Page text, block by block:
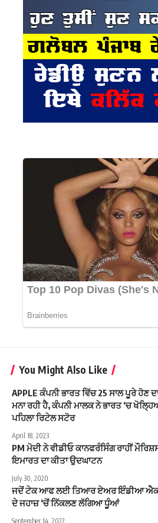
You Might Also Like
APPLE ਕੰਪਨੀ ਭਾਰਤ ਵਿੱਚ 25 ਸਾਲ ਪੂਰੇ ਹੋਣ
ਮਨਾ ਰਹੀ ਹੈ, ਕੰਪਨੀ ਮਾਲਕ ਨੇ ਭਾਰਤ ‘ਚ
ਪਹਿਲਾ ਰਿਟੇਲ ਸਟੋਰ
April 18, 2023
PM ਮੋਦੀ ਨੇ ਵੀਡੀਓ ਕਾਨਫਰੰਸਿੰਗ ਰਾਹੀਂ
ਇਮਾਰਤ ਦਾ ਕੀਤਾ ਉਦਘਾਟਨ
July 30, 2020
ਜਦੋਂ ਟੇਕ ਆਫ ਲਈ ਤਿਆਰ ਏਅਰ ਇੰਡੀਆ
ਦੇ ਜਹਾਜ਼ ‘ਚੋਂ ਨਿੱਕਲਣ ਲੱਗਿਆ ਧੂੰਆਂ
September 14, 2022